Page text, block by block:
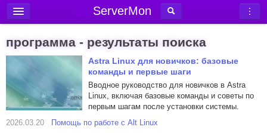
ServerMon
Блог
Статьи
программа - результаты поиска
Astra Linux для новичков: базовые
команды и первые шаги
Вводное руководство для новичков в Astra
Linux, включая базовые команды и советы по
первым шагам после установки системы.
2026.03.20
Помощь по работе с Alt Linux